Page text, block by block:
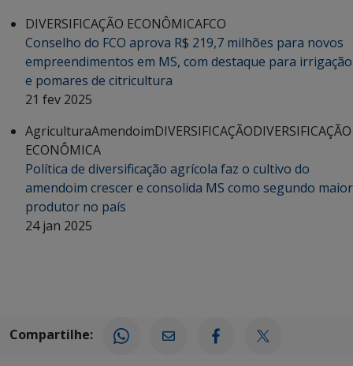
DIVERSIFICAÇÃO ECONÔMICAFCO
Conselho do FCO aprova R$ 219,7 milhões para novos
empreendimentos em MS, com destaque para irrigação
e pomares de citricultura
21 fev 2025
AgriculturaAmendoimDIVERSIFICAÇÃODIVERSIFICAÇÃO
ECONÔMICA
Política de diversificação agrícola faz o cultivo do
amendoim crescer e consolida MS como segundo maior
produtor no país
24 jan 2025
Compartilhe: